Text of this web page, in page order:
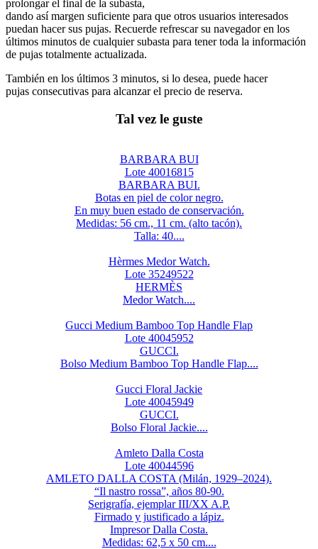
prolongar el final de la subasta,
dando así margen suficiente para que otros usuarios interesados
puedan hacer sus pujas. Recuerde refrescar su navegador en los
últimos minutos de cualquier subasta para tener toda la información
de pujas totalmente actualizada.
También en los últimos 3 minutos, si lo desea, puede hacer
pujas consecutivas para alcanzar el precio de reserva.
Tal vez le guste
BARBARA BUI
Lote 40016815
BARBARA BUI.
Botas en piel de color negro.
En muy buen estado de conservación.
Medidas: 56 cm., 11 cm. (alto tacón).
Talla: 40....
Hèrmes Medor Watch.
Lote 35249522
HERMÈS
Medor Watch....
Gucci Medium Bamboo Top Handle Flap
Lote 40045952
GUCCI.
Bolso Medium Bamboo Top Handle Flap....
Gucci Floral Jackie
Lote 40045949
GUCCI.
Bolso Floral Jackie....
Amleto Dalla Costa
Lote 40044596
AMLETO DALLA COSTA (Milán, 1929–2024).
“Il nastro rossa”, años 80-90.
Serigrafía, ejemplar III/XX A.P.
Firmado y justificado a lápiz.
Impresor Dalla Costa.
Medidas: 62,5 x 50 cm....